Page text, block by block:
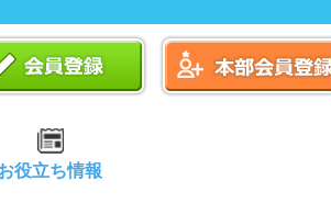
役立ち情報